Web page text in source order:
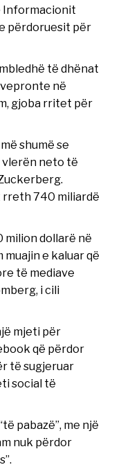
përdoruesit për
të dhënat
në
gjoba rritet për
shumë se
vlerën neto të
740 miliardë
dollarë në
e kaluar që
të mediave
i cili
mjeti për
që përdor
të sugjeruar
social të
pabazë”, me një
nuk përdor